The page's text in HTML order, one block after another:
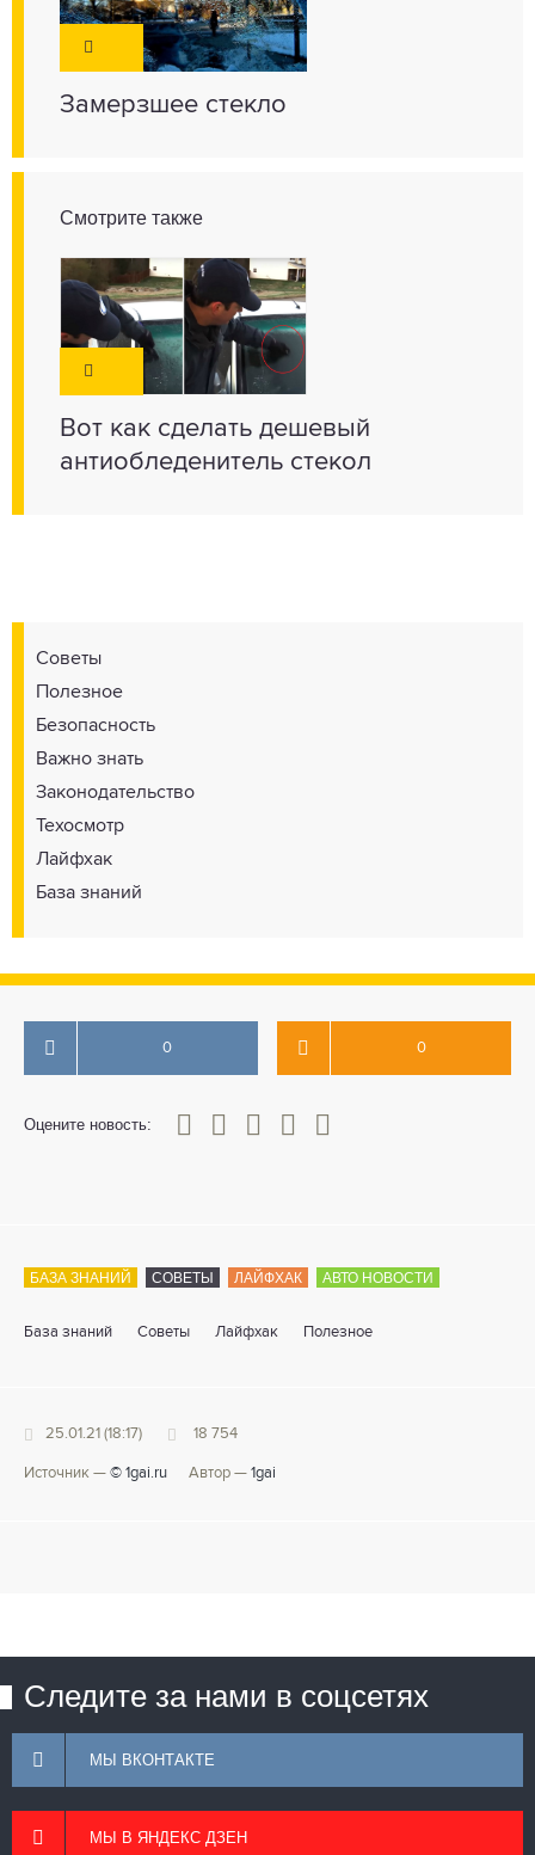
Замерзшее стекло
Смотрите также
Вот как сделать дешевый
антиобледенитель стекол
Советы
Полезное
Безопасность
Важно знать
Законодательство
Техосмотр
Лайфхак
База знаний
0 0
Оцените новость:
0
1 3 4 5
БАЗА ЗНАНИЙ СОВЕТЫ ЛАЙФХАК АВТО НОВОСТИ
База знаний Советы Лайфхак Полезное
25.01.21 (18:17) 18 754
Источник — © 1gai.ru Автор — 1gai
Следите за нами в соцсетях
МЫ ВКОНТАКТЕ
МЫ В ЯНДЕКС ДЗЕН